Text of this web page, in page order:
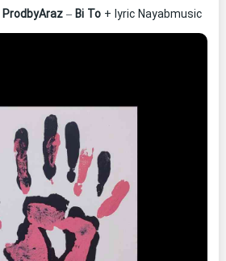
ProdbyAraz – Bi To + lyric Nayabmusic